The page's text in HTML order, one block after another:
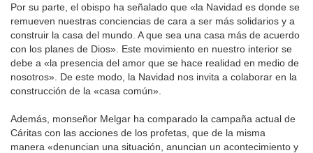
Por su parte, el obispo ha señalado que «la Navidad es donde se
remueven nuestras conciencias de cara a ser más solidarios y a
construir la casa del mundo. A que sea una casa más de acuerdo
con los planes de Dios». Este movimiento en nuestro interior se
debe a «la presencia del amor que se hace realidad en medio de
nosotros». De este modo, la Navidad nos invita a colaborar en la
construcción de la «casa común».
Además, monseñor Melgar ha comparado la campaña actual de
Cáritas con las acciones de los profetas, que de la misma
manera «denuncian una situación, anuncian un acontecimiento y